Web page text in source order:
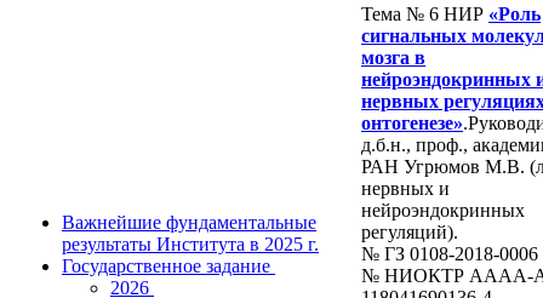
Важнейшие фундаментальные
результаты Института в 2025 г.
Государственное задание
2026
Тема № 6 НИР «Роль
сигнальных
мозга в
нейроэндокринных
нервных
онтогенезе»
д.б.н., проф.,
РАН Угрюмов М.В.
нервных и
нейроэндокринных
регуляций).
№ ГЗ 0108-2018-0006
№ НИОКТР AAAA-